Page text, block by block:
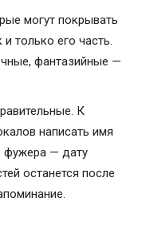
могут покрывать
только его часть.
фантазийные —
К
написать имя
фужера — дату
останется после